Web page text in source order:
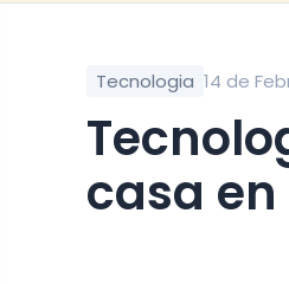
Tecnologia 14 de
Tecnología para monitorear la salud desde
casa